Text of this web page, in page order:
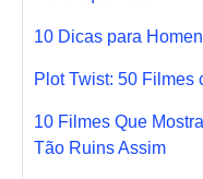
10 Dicas para
Plot Twist: 50 Filmes
10 Filmes Que
Tão Ruins Assim